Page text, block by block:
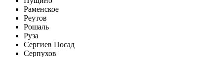
Раменское
Реутов
Рошаль
Руза
Сергиев Посад
Серпухов